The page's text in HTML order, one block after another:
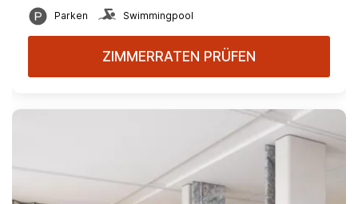
Parken Swimmingpool
ZIMMERRATEN PRÜFEN